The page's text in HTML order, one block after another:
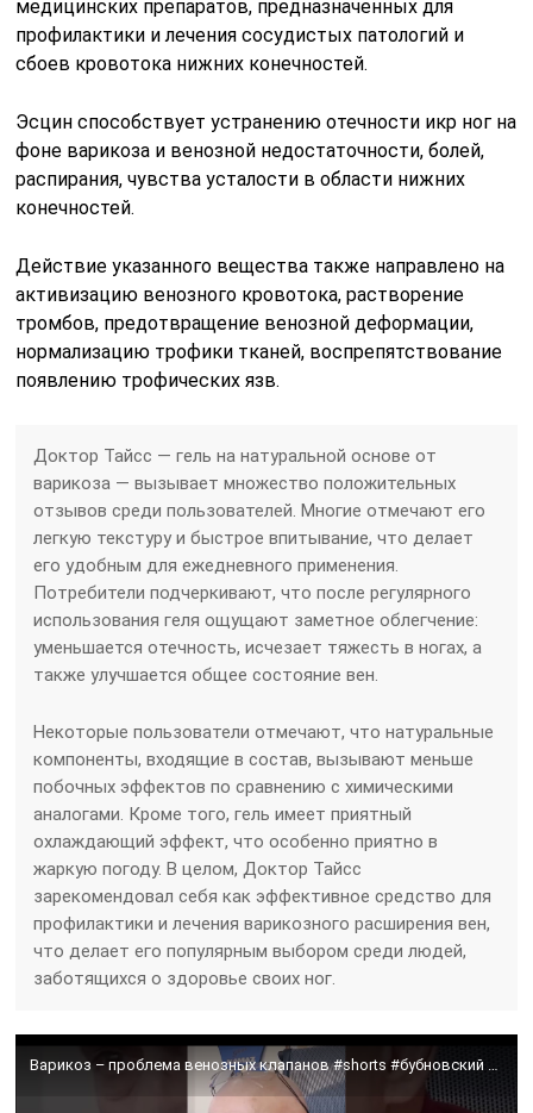
медицинских препаратов, предназначенных для
профилактики и лечения сосудистых патологий и
сбоев кровотока нижних конечностей.
Эсцин способствует устранению отечности икр ног на
фоне варикоза и венозной недостаточности, болей,
распирания, чувства усталости в области нижних
конечностей.
Действие указанного вещества также направлено на
активизацию венозного кровотока, растворение
тромбов, предотвращение венозной деформации,
нормализацию трофики тканей, воспрепятствование
появлению трофических язв.
Доктор Тайсс — гель на натуральной основе от
варикоза — вызывает множество положительных
отзывов среди пользователей. Многие отмечают его
легкую текстуру и быстрое впитывание, что делает
его удобным для ежедневного применения.
Потребители подчеркивают, что после регулярного
использования геля ощущают заметное облегчение:
уменьшается отечность, исчезает тяжесть в ногах, а
также улучшается общее состояние вен.
Некоторые пользователи отмечают, что натуральные
компоненты, входящие в состав, вызывают меньше
побочных эффектов по сравнению с химическими
аналогами. Кроме того, гель имеет приятный
охлаждающий эффект, что особенно приятно в
жаркую погоду. В целом, Доктор Тайсс
зарекомендовал себя как эффективное средство для
профилактики и лечения варикозного расширения вен,
что делает его популярным выбором среди людей,
заботящихся о здоровье своих ног.